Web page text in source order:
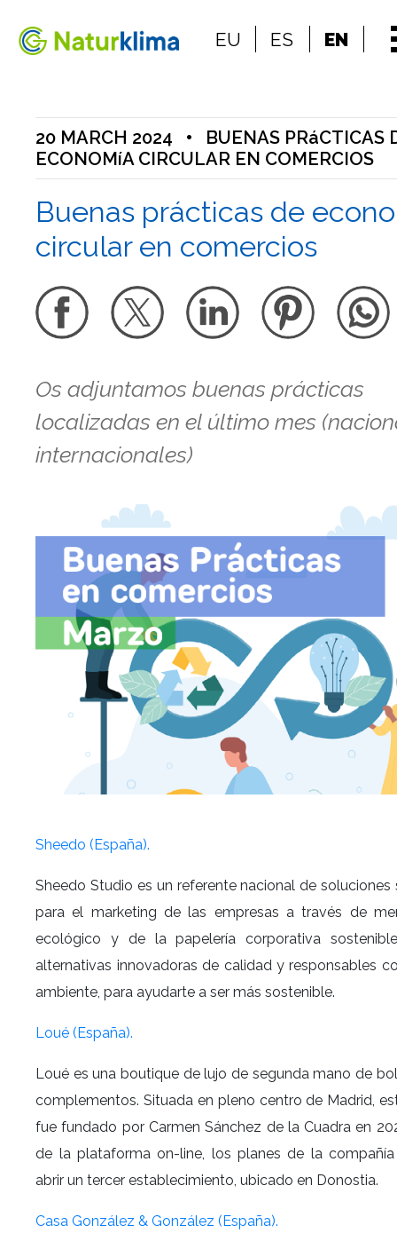
Go to the content
EU ES EN
20 MARCH 2024 • BUENAS PRáCTICAS
ECONOMíA CIRCULAR EN COMERCIOS
Buenas prácticas de
circular en comercios
Os adjuntamos buenas prácticas
localizadas en el último mes
internacionales)
Sheedo (España).
Sheedo Studio es un referente nacional de soluciones
para el marketing de las empresas a través de
ecológico y de la papelería corporativa
alternativas innovadoras de calidad y responsables
ambiente, para ayudarte a ser más sostenible.
Loué (España).
Loué es una boutique de lujo de segunda mano de
complementos. Situada en pleno centro de Madrid,
fue fundado por Carmen Sánchez de la Cuadra en
de la plataforma on-line, los planes de la
abrir un tercer establecimiento, ubicado en Donostia.
Casa González & González (España).